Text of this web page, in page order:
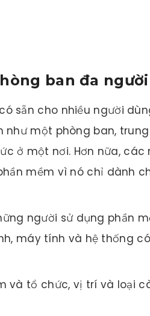
ban đa
sẵn cho nhiều người
một phòng ban,
ở một nơi. Hơn nữa, các
mềm vì nó chỉ dành
người sử dụng phần
máy tính và hệ thống
và tổ chức, vị trí và loại